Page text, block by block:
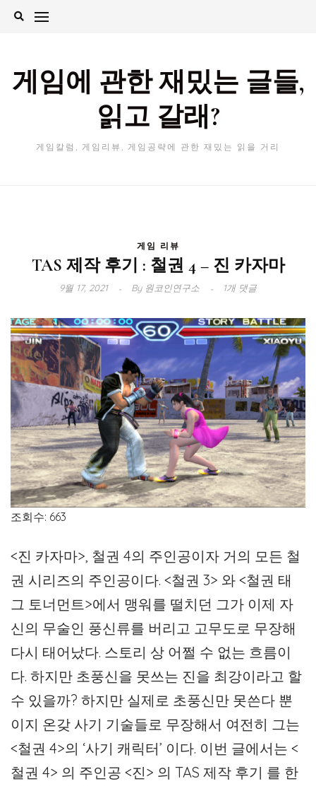
Skip
게임에 관한 재밌는 글들,
읽고 갈래?
게임칼럼, 게임리뷰, 게임공략에 관한 재밌는 읽을 거리
게임 리뷰
TAS 제작 후기 : 철권 4 – 진 카자마
9월 17, 2021 By원코인연구소 1개 댓글
조회수: 663
<진 카자마>, 철권 4의 주인공이자 거의 모든 철
권 시리즈의 주인공이다. <철권 3> 와 <철권 태
그 토너먼트>에서 맹워를 떨치던 그가 이제 자
신의 무술인 풍신류를 버리고 고무도로 무장해
다시 태어났다. 스토리 상 어쩔 수 없는 흐름이
다. 하지만 초풍신을 못쓰는 진을 최강이라고 할
수 있을까? 하지만 실제로 초풍신만 못쓴다 뿐
이지 온갖 사기 기술들로 무장해서 여전히 그는
<철권 4>의 ‘사기 캐릭터’ 이다. 이번 글에서는 <
철권 4> 의 주인공 <진> 의 TAS 제작 후기 를 한